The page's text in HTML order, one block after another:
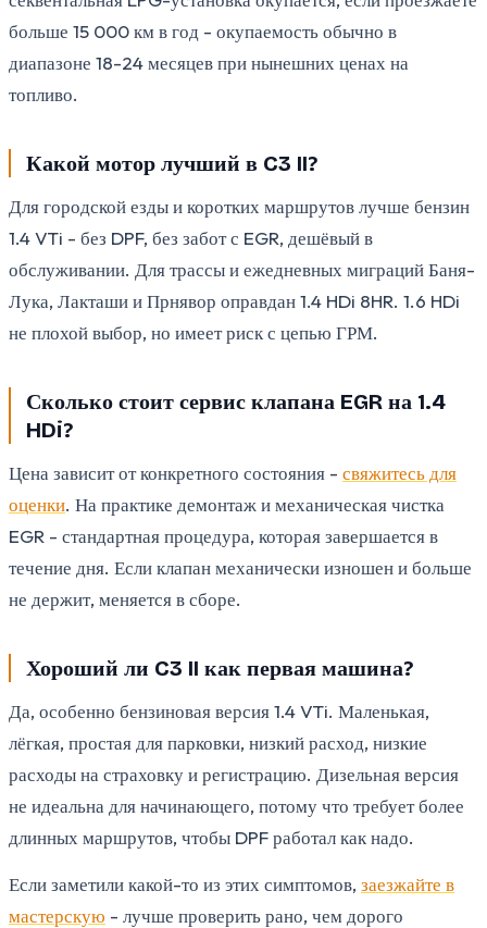
больше 15 000 км в год - окупаемость обычно в
диапазоне 18-24 месяцев при нынешних ценах на
топливо.
Какой мотор лучший в C3 II?
Для городской езды и коротких маршрутов лучше бензин
1.4 VTi - без DPF, без забот с EGR, дешёвый в
обслуживании. Для трассы и ежедневных миграций Баня-
Лука, Лакташи и Прнявор оправдан 1.4 HDi 8HR. 1.6 HDi
не плохой выбор, но имеет риск с цепью ГРМ.
Сколько стоит сервис клапана EGR на 1.4
HDi?
Цена зависит от конкретного состояния - свяжитесь для
оценки. На практике демонтаж и механическая чистка
EGR - стандартная процедура, которая завершается в
течение дня. Если клапан механически изношен и больше
не держит, меняется в сборе.
Хороший ли C3 II как первая машина?
Да, особенно бензиновая версия 1.4 VTi. Маленькая,
лёгкая, простая для парковки, низкий расход, низкие
расходы на страховку и регистрацию. Дизельная версия
не идеальна для начинающего, потому что требует более
длинных маршрутов, чтобы DPF работал как надо.
Если заметили какой-то из этих симптомов, заезжайте в
мастерскую - лучше проверить рано, чем дорого